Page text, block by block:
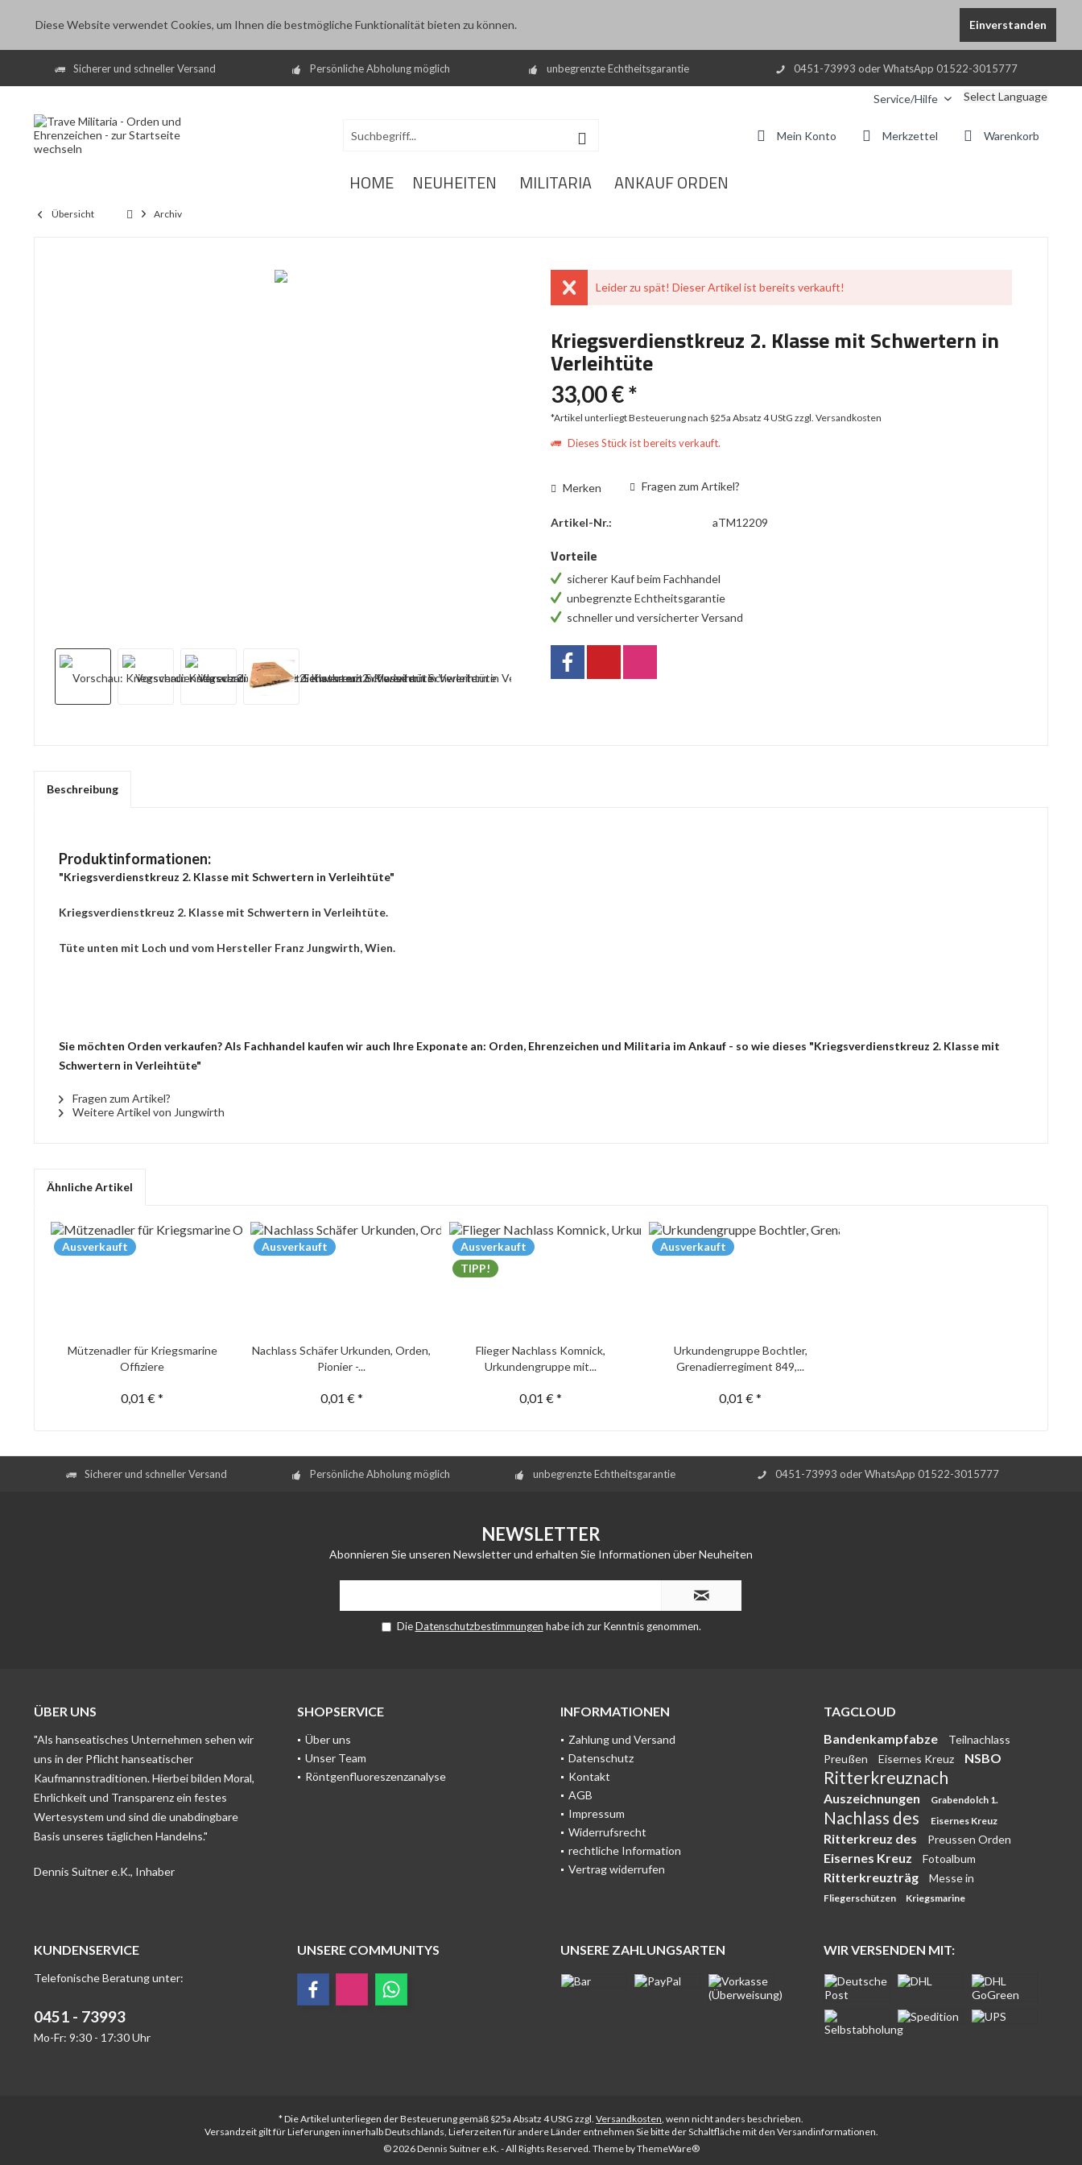
Diese Website verwendet Cookies, um Ihnen die bestmögliche Funktionalität bieten zu können. Einverstanden
Sicherer und schneller Versand Persönliche Abholung möglich unbegrenzte Echtheitsgarantie 0451-73993 oder WhatsApp 01522-3015777
Service/Hilfe Select Language
Warenkorb
Merkzettel
Mein Konto
HOME NEUHEITEN MILITARIA ANKAUF ORDEN
Übersicht Archiv
Leider zu spät! Dieser Artikel ist bereits verkauft!
Kriegsverdienstkreuz 2. Klasse mit Schwertern in
Verleihtüte
33,00 € *
*Artikel unterliegt Besteuerung nach §25a Absatz 4 UStGzzgl. Versandkosten
Dieses Stück ist bereits verkauft.
Merken Fragen zum Artikel?
Artikel-Nr.: aTM12209
Vorteile
sicherer Kauf beim Fachhandel
unbegrenzte Echtheitsgarantie
schneller und versicherter Versand
Beschreibung
Produktinformationen:
"Kriegsverdienstkreuz 2. Klasse mit Schwertern in Verleihtüte"
Kriegsverdienstkreuz 2. Klasse mit Schwertern in Verleihtüte.
Tüte unten mit Loch und vom Hersteller Franz Jungwirth, Wien.
Sie möchten Orden verkaufen? Als Fachhandel kaufen wir auch Ihre Exponate an: Orden, Ehrenzeichen und Militaria im Ankauf - so wie dieses "Kriegsverdienstkreuz 2. Klasse mit
Schwertern in Verleihtüte"
Fragen zum Artikel?
Weitere Artikel von Jungwirth
Ähnliche Artikel
Ausverkauft
Mützenadler für Kriegsmarine
Offiziere
0,01 € *
Ausverkauft
Nachlass Schäfer Urkunden, Orden,
Pionier -...
0,01 € *
Ausverkauft
TIPP!
Flieger Nachlass Komnick,
Urkundengruppe mit...
0,01 € *
Ausverkauft
Urkundengruppe Bochtler,
Grenadierregiment 849,...
0,01 € *
Sicherer und schneller Versand Persönliche Abholung möglich unbegrenzte Echtheitsgarantie 0451-73993 oder WhatsApp 01522-3015777
NEWSLETTER
Abonnieren Sie unseren Newsletter und erhalten Sie Informationen über Neuheiten
DieDatenschutzbestimmungen habe ich zur Kenntnis genommen.
ÜBER UNS
"Als hanseatisches Unternehmen sehen wir
uns in der Pflicht hanseatischer
Kaufmannstraditionen. Hierbei bilden Moral,
Ehrlichkeit und Transparenz ein festes
Wertesystem und sind die unabdingbare
Basis unseres täglichen Handelns."
Dennis Suitner e.K., Inhaber
SHOPSERVICE
Über uns
Unser Team
Röntgenfluoreszenzanalyse
INFORMATIONEN
Zahlung und Versand
Datenschutz
Kontakt
AGB
Impressum
Widerrufsrecht
rechtliche Information
Vertrag widerrufen
TAGCLOUD
Bandenkampfabze
Teilnachlass
Preußen
Eisernes Kreuz NSBO
Ritterkreuznach
Auszeichnungen Grabendolch 1.
Nachlass des Eisernes Kreuz
Ritterkreuz des Preussen Orden
Eisernes Kreuz Fotoalbum
Ritterkreuzträg Messe in
Fliegerschützen Kriegsmarine
KUNDENSERVICE
Telefonische Beratung unter:
0451 - 73993
Mo-Fr: 9:30 - 17:30 Uhr
UNSERE COMMUNITYS UNSERE ZAHLUNGSARTEN WIR VERSENDEN MIT:
* Die Artikel unterliegen der Besteuerung gemäß §25a Absatz 4 UStG zzgl. Versandkosten, wenn nicht anders beschrieben.
Versandzeit gilt für Lieferungen innerhalb Deutschlands, Lieferzeiten für andere Länder entnehmen Sie bitte der Schaltfläche mit den Versandinformationen.
© 2026 Dennis Suitner e.K. - All Rights Reserved. Theme byThemeWare®